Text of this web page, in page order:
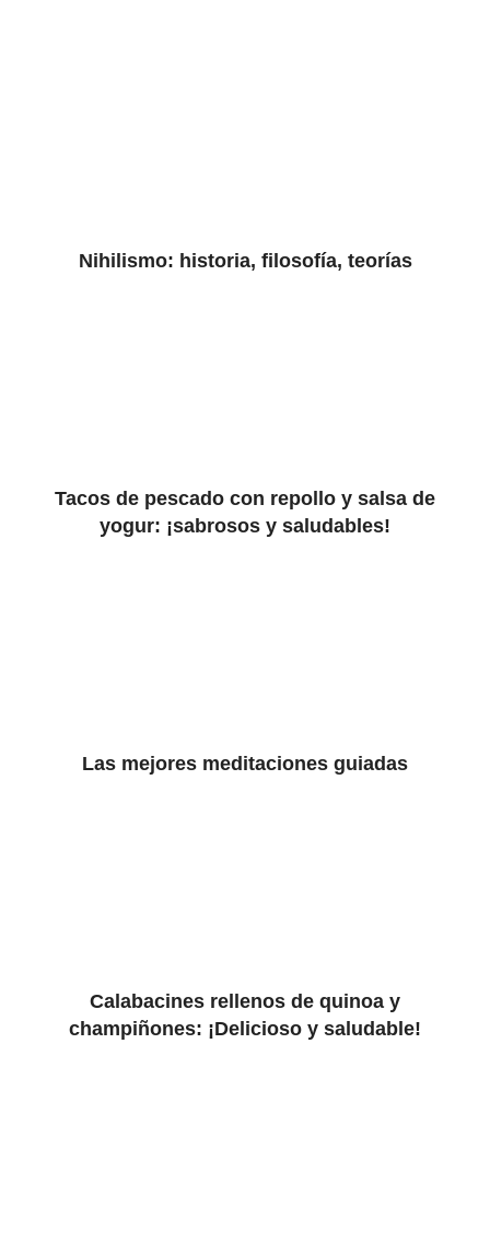
Nihilismo: historia, filosofía, teorías
Tacos de pescado con repollo y salsa de
yogur: ¡sabrosos y saludables!
Las mejores meditaciones guiadas
Calabacines rellenos de quinoa y
champiñones: ¡Delicioso y saludable!